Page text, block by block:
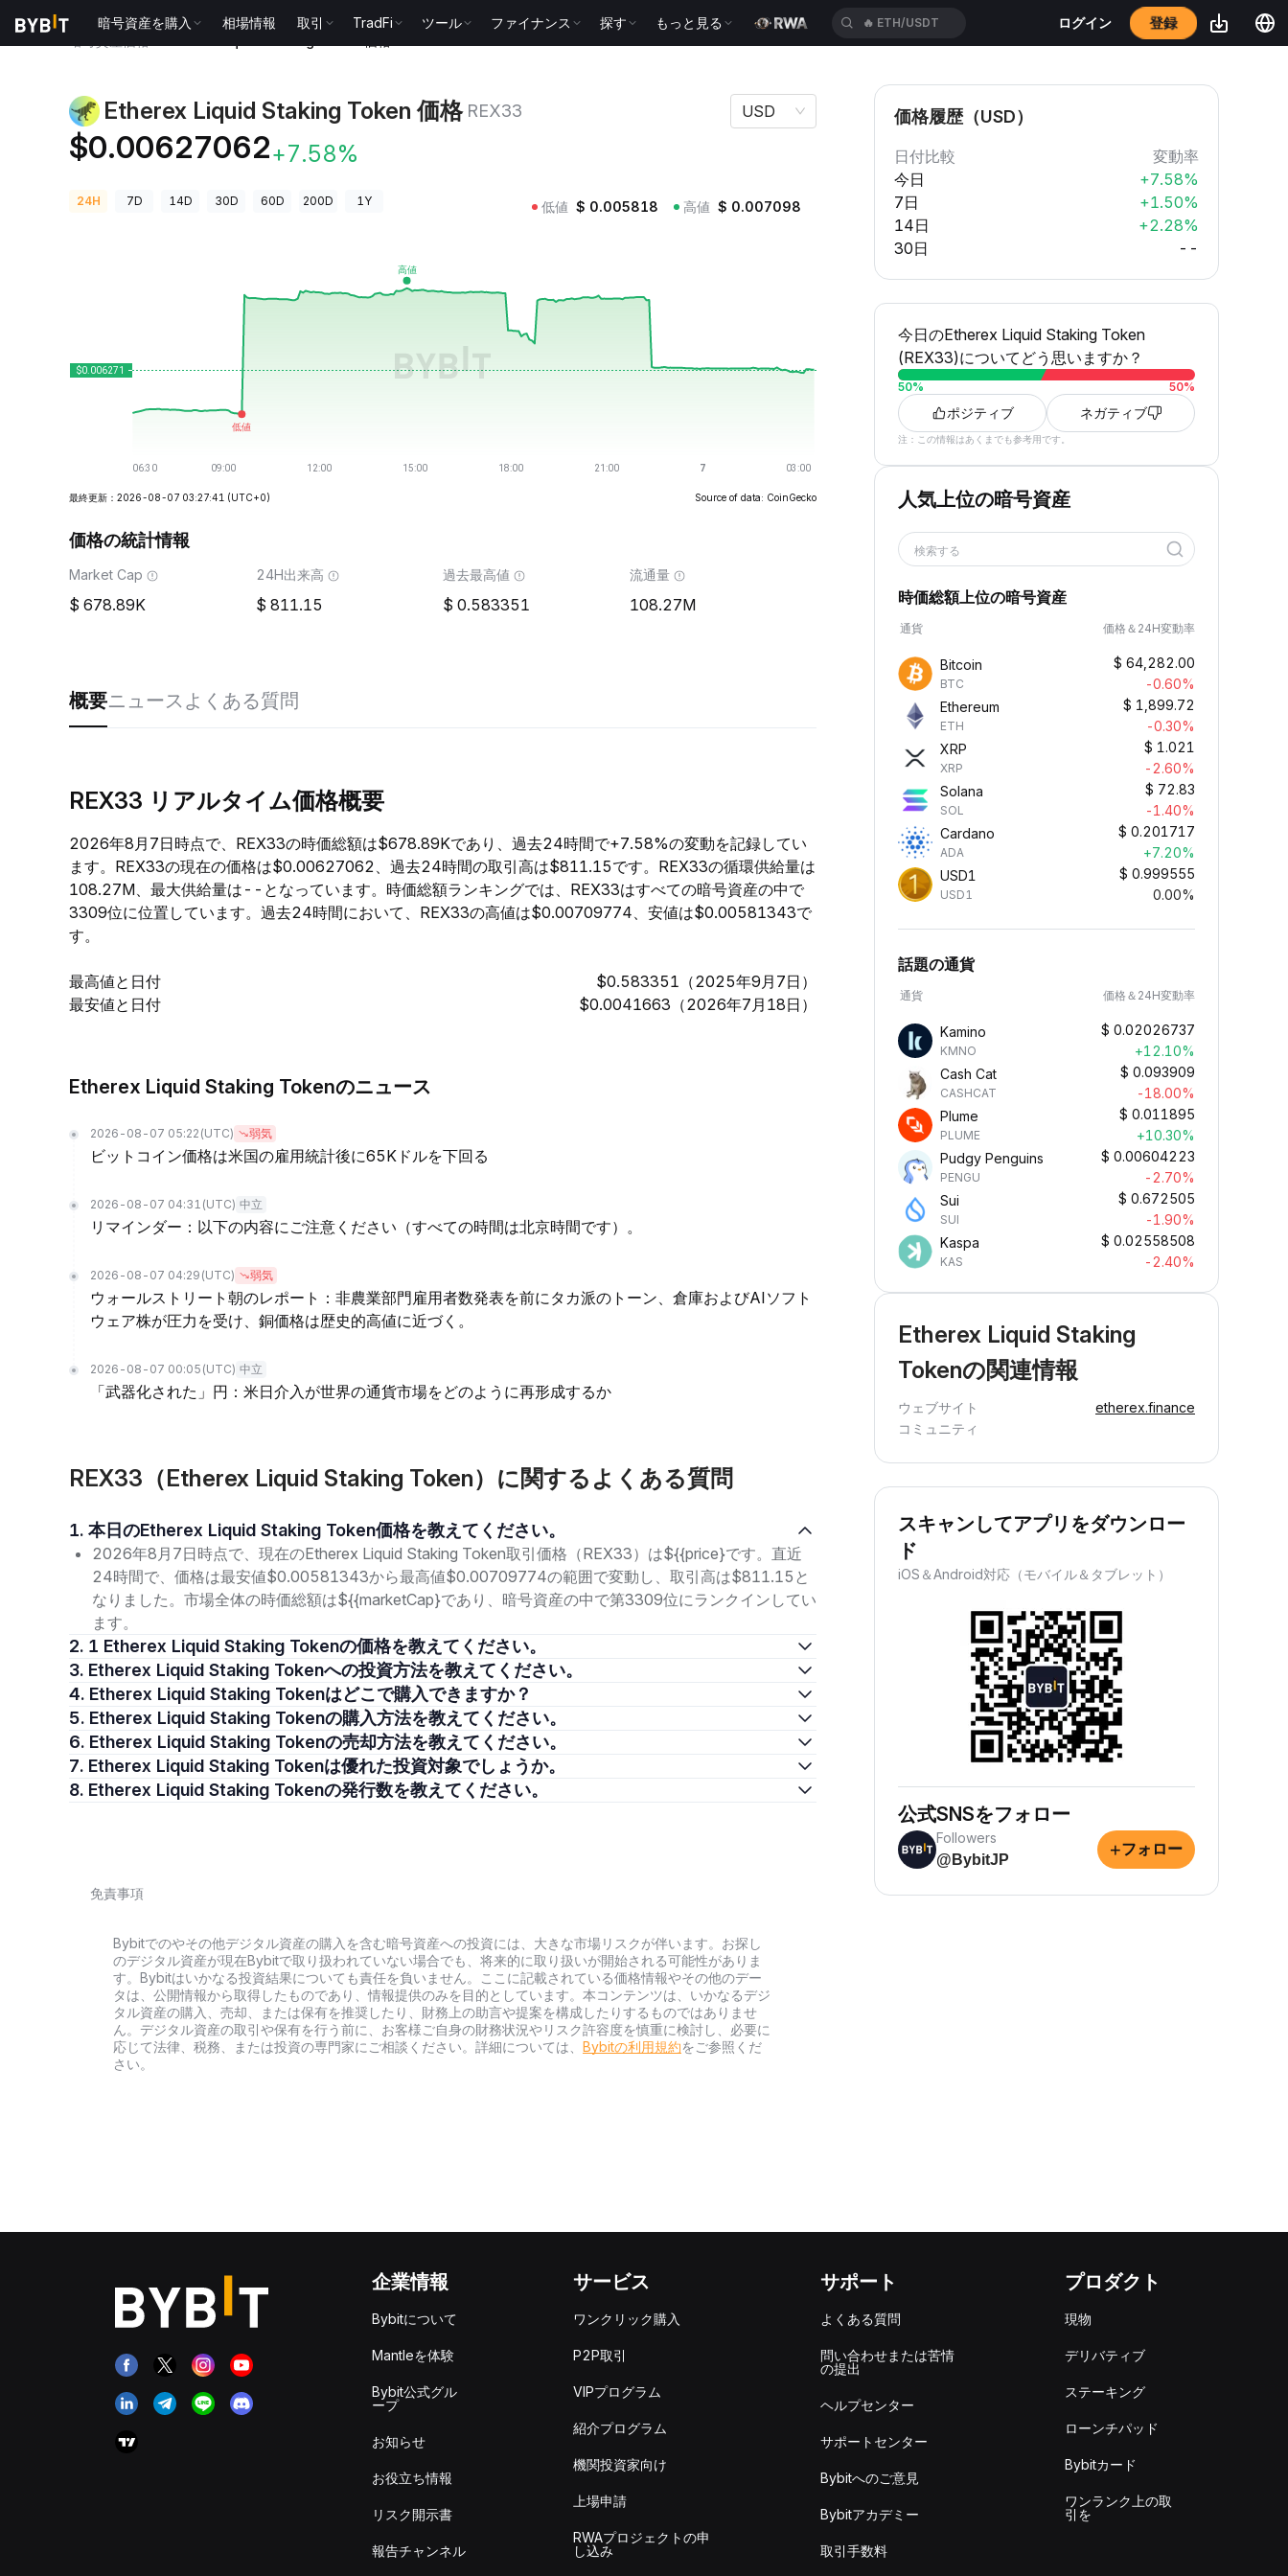
暗号資産を購入 相場情報 取引 TradFi ツール ファイナンス 探す もっと見る 🔥 ETH/USDT ログイン 登録
Etherex Liquid Staking Token 価格 REX33
$0.00627062+7.58%
USD
24H 7D 14D 30D 60D 200D 1Y 低値 $ 0.005818 高値 $ 0.007098
最終更新：2026-08-07 03:27:41 (UTC+0) Source of data: CoinGecko
価格の統計情報
Market Cap
678.89K
24H出来高
811.15
過去最高値
0.583351
流通量
108.27M
概要ニュースよくある質問
REX33 リアルタイム価格概要
2026年8月7日時点で、REX33の時価総額は$678.89Kであり、過去24時間で+7.58%の変動を記録してい
ます。REX33の現在の価格は$0.00627062、過去24時間の取引高は$811.15です。REX33の循環供給量は
108.27M、最大供給量は--となっています。時価総額ランキングでは、REX33はすべての暗号資産の中で
3309位に位置しています。過去24時間において、REX33の高値は$0.00709774、安値は$0.00581343で
す。
最高値と日付
$0.583351（2025年9月7日）
最安値と日付
$0.0041663（2026年7月18日）
Etherex Liquid Staking Tokenのニュース
2026-08-07 05:22 (UTC) 弱気
ビットコイン価格は米国の雇用統計後に65Kドルを下回る
2026-08-07 04:31 (UTC) 中立
リマインダー：以下の内容にご注意ください（すべての時間は北京時間です）。
2026-08-07 04:29 (UTC) 弱気
ウォールストリート朝のレポート：非農業部門雇用者数発表を前にタカ派のトーン、倉庫およびAIソフト
ウェア株が圧力を受け、銅価格は歴史的高値に近づく。
2026-08-07 00:05 (UTC) 中立
「武器化された」円：米日介入が世界の通貨市場をどのように再形成するか
REX33（Etherex Liquid Staking Token）に関するよくある質問
1. 本日のEtherex Liquid Staking Token価格を教えてください。
2026年8月7日時点で、現在のEtherex Liquid Staking Token取引価格（REX33）は${{price}です。直近
24時間で、価格は最安値$0.00581343から最高値$0.00709774の範囲で変動し、取引高は$811.15と
なりました。市場全体の時価総額は${{marketCap}であり、暗号資産の中で第3309位にランクインしてい
ます。
2. 1 Etherex Liquid Staking Tokenの価格を教えてください。
3. Etherex Liquid Staking Tokenへの投資方法を教えてください。
4. Etherex Liquid Staking Tokenはどこで購入できますか？
5. Etherex Liquid Staking Tokenの購入方法を教えてください。
6. Etherex Liquid Staking Tokenの売却方法を教えてください。
7. Etherex Liquid Staking Tokenは優れた投資対象でしょうか。
8. Etherex Liquid Staking Tokenの発行数を教えてください。
免責事項
Bybitでのやその他デジタル資産の購入を含む暗号資産への投資には、大きな市場リスクが伴います。お探し
のデジタル資産が現在Bybitで取り扱われていない場合でも、将来的に取り扱いが開始される可能性がありま
す。Bybitはいかなる投資結果についても責任を負いません。ここに記載されている価格情報やその他のデー
タは、公開情報から取得したものであり、情報提供のみを目的としています。本コンテンツは、いかなるデジ
タル資産の購入、売却、または保有を推奨したり、財務上の助言や提案を構成したりするものではありませ
ん。デジタル資産の取引や保有を行う前に、お客様ご自身の財務状況やリスク許容度を慎重に検討し、必要に
応じて法律、税務、または投資の専門家にご相談ください。詳細については、 Bybitの利用規約をご参照くだ
さい。
価格履歴（USD）
日付比較
変動率
今日
+7.58%
7日
+1.50%
14日
+2.28%
30日
--
今日のEtherex Liquid Staking Token
(REX33)についてどう思いますか？
50% 50%
ポジティブ ネガティブ
注：この情報はあくまでも参考用です。
人気上位の暗号資産
検索する
時価総額上位の暗号資産
通貨 価格＆24H変動率
Bitcoin
BTC
$ 64,282.00
-0.60%
Ethereum
ETH
$ 1,899.72
-0.30%
XRP
XRP
$ 1.021
-2.60%
Solana
SOL
$ 72.83
-1.40%
Cardano
ADA
$ 0.201717
+7.20%
USD1
USD1
$ 0.999555
0.00%
話題の通貨
通貨 価格＆24H変動率
Kamino
KMNO
$ 0.02026737
+12.10%
Cash Cat
CASHCAT
$ 0.093909
-18.00%
Plume
PLUME
$ 0.011895
+10.30%
Pudgy Penguins
PENGU
$ 0.00604223
-2.70%
Sui
SUI
$ 0.672505
-1.90%
Kaspa
KAS
$ 0.02558508
-2.40%
Etherex Liquid Staking
Tokenの関連情報
ウェブサイト
etherex.finance
コミュニティ
スキャンしてアプリをダウンロー
ド
iOS＆Android対応（モバイル＆タブレット）
公式SNSをフォロー
Followers
@BybitJP
+フォロー
企業情報
Bybitについて
Mantleを体験
Bybit公式グル
ープ
お知らせ
お役立ち情報
リスク開示書
報告チャンネル
サービス
ワンクリック購入
P2P取引
VIPプログラム
紹介プログラム
機関投資家向け
上場申請
RWAプロジェクトの申
し込み
サポート
よくある質問
問い合わせまたは苦情
の提出
ヘルプセンター
サポートセンター
Bybitへのご意見
Bybitアカデミー
取引手数料
プロダクト
現物
デリバティブ
ステーキング
ローンチパッド
Bybitカード
ワンランク上の取
引を